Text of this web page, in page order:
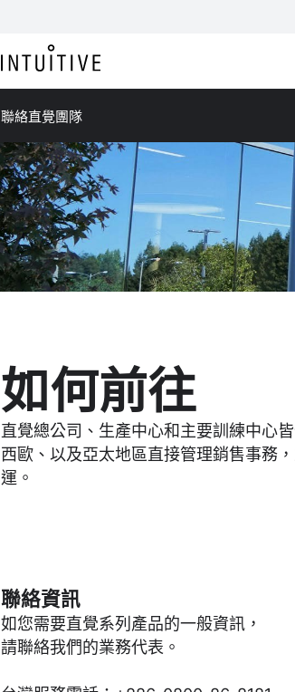
聯絡直覺團隊
如何前往
直覺總公司、生產中心和主要訓練中心
西歐、以及亞太地區直接管理銷售事務
運。
聯絡資訊
如您需要直覺系列產品的一般資訊，
請聯絡我們的業務代表。